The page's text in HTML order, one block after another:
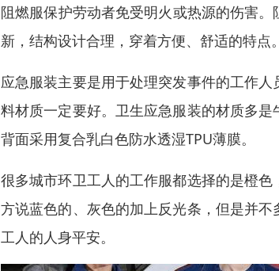
阻燃服保护劳动者免受明火或热源的伤害
新，结构设计合理，穿着方便、舒适的特点。
应急服装主要是用于处理突发事件的工作
料材质一定要好。卫生应急服装的材质多
背面采用复合乳白色防水透湿TPU薄膜。
很多城市环卫工人的工作服都选择的是橙
方说蓝色的、灰色的加上反光条，但是并
工人的人身平安。